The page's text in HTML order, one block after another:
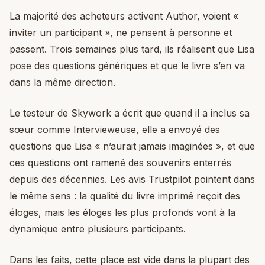
La majorité des acheteurs activent Author, voient «
inviter un participant », ne pensent à personne et
passent. Trois semaines plus tard, ils réalisent que Lisa
pose des questions génériques et que le livre s’en va
dans la même direction.
Le testeur de Skywork a écrit que quand il a inclus sa
sœur comme Intervieweuse, elle a envoyé des
questions que Lisa « n’aurait jamais imaginées », et que
ces questions ont ramené des souvenirs enterrés
depuis des décennies. Les avis Trustpilot pointent dans
le même sens : la qualité du livre imprimé reçoit des
éloges, mais les éloges les plus profonds vont à la
dynamique entre plusieurs participants.
Dans les faits, cette place est vide dans la plupart des